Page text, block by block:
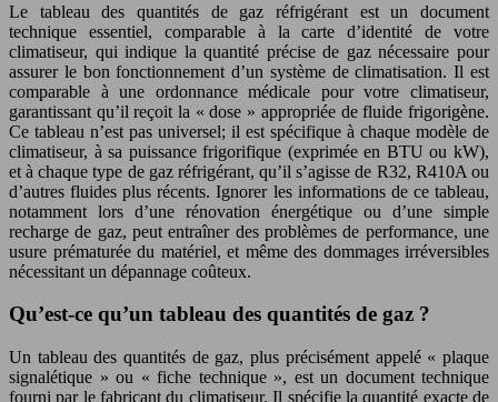
Le tableau des quantités de gaz réfrigérant est un document
technique essentiel, comparable à la carte d’identité de votre
climatiseur, qui indique la quantité précise de gaz nécessaire pour
assurer le bon fonctionnement d’un système de climatisation. Il est
comparable à une ordonnance médicale pour votre climatiseur,
garantissant qu’il reçoit la « dose » appropriée de fluide frigorigène.
Ce tableau n’est pas universel; il est spécifique à chaque modèle de
climatiseur, à sa puissance frigorifique (exprimée en BTU ou kW),
et à chaque type de gaz réfrigérant, qu’il s’agisse de R32, R410A ou
d’autres fluides plus récents. Ignorer les informations de ce tableau,
notamment lors d’une rénovation énergétique ou d’une simple
recharge de gaz, peut entraîner des problèmes de performance, une
usure prématurée du matériel, et même des dommages irréversibles
nécessitant un dépannage coûteux.
Qu’est-ce qu’un tableau des quantités de gaz ?
Un tableau des quantités de gaz, plus précisément appelé « plaque
signalétique » ou « fiche technique », est un document technique
fourni par le fabricant du climatiseur. Il spécifie la quantité exacte de